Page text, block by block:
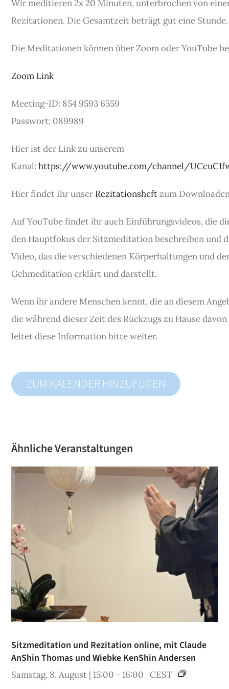
Wir meditieren 2x 20 Minuten, unterbrochen von
Rezitationen. Die Gesamtzeit beträgt gut eine Stunde.
Die Meditationen können über Zoom oder YouTube
Zoom Link
Meeting-ID: 854 9593 6559
Passwort: 089989
Hier ist der Link zu unserem
Kanal:https://www.youtube.com/channel/
Hier findet Ihr unser Rezitationsheftzum
Auf YouTube findet ihr auch Einführungsvideos, die
den Hauptfokus der Sitzmeditation beschreiben und
Video, das die verschiedenen Körperhaltungen und
Gehmeditation erklärt und darstellt.
Wenn ihr andere Menschen kennt, die an diesem
die während dieser Zeit des Rückzugs zu Hause
leitet diese Information bitte weiter.
ZUM KALENDER HINZUFÜGEN
Ähnliche Veranstaltungen
Sitzmeditation und Rezitation online, mit Claude
AnShin Thomas und Wiebke KenShin Andersen
Samstag, 8. August | 15:00 -16:00 CEST